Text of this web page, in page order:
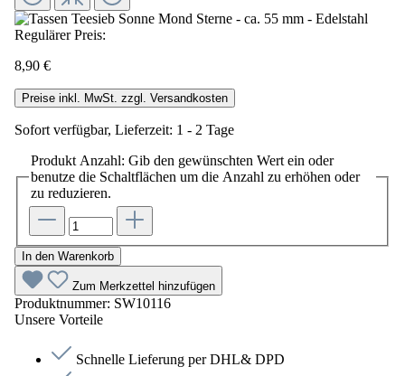
Regulärer Preis:
8,90 €
Preise inkl. MwSt. zzgl. Versandkosten
Sofort verfügbar, Lieferzeit: 1 - 2 Tage
Produkt Anzahl: Gib den gewünschten Wert ein oder
benutze die Schaltflächen um die Anzahl zu erhöhen oder
zu reduzieren.
In den Warenkorb
Zum Merkzettel hinzufügen
Produktnummer: SW10116
Unsere Vorteile
Schnelle Lieferung per DHL& DPD